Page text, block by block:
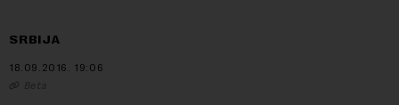
SRBIJA
18.09.2016. 19:06
Beta